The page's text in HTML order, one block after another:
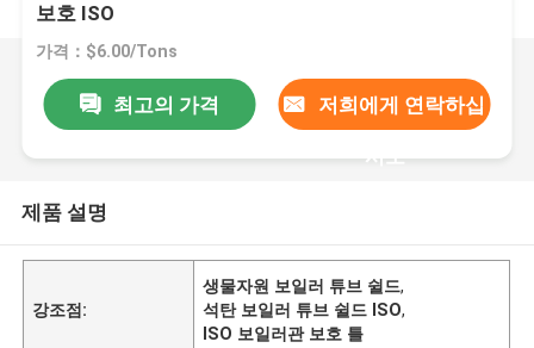
보호 ISO
가격：$6.00/Tons
최고의 가격 저희에게 연락하십
시오
제품 설명
강조점:
생물자원 보일러 튜브 쉴드,
석탄 보일러 튜브 쉴드 ISO,
ISO 보일러관 보호 틀